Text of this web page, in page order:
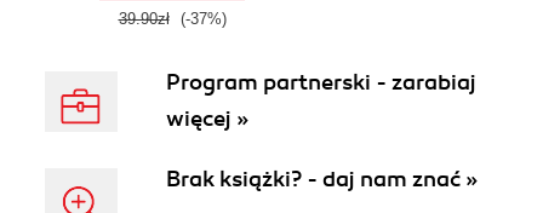
39.90zł (-37%)
Program partnerski - zarabiaj
więcej »
Brak książki? - daj nam znać »